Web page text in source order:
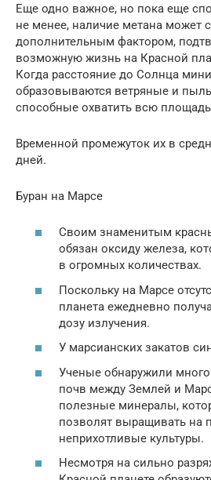
Еще одно важное, но пока еще
не менее, наличие метана может
дополнительным фактором,
возможную жизнь на Красной
Когда расстояние до Солнца
образовываются ветряные и
способные охватить всю
Временной промежуток их в
дней.
Буран на Марсе
Своим знаменитым
обязан оксиду железа,
в огромных количествах.
Поскольку на Марсе
планета ежедневно
дозу излучения.
У марсианских закатов
Ученые обнаружили много
почв между Землей и
полезные минералы,
позволят выращивать на
неприхотливые культуры.
Несмотря на сильно